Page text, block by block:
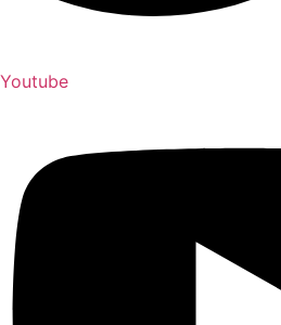
Youtube